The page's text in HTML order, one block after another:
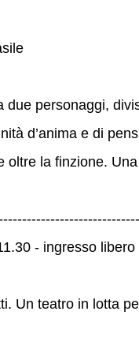
due personaggi,
d’anima e di
oltre la finzione.
- ingresso libero
Un teatro in lotta